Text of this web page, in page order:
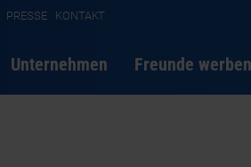
PRESSE KONTAKT
Unternehmen Freunde werben